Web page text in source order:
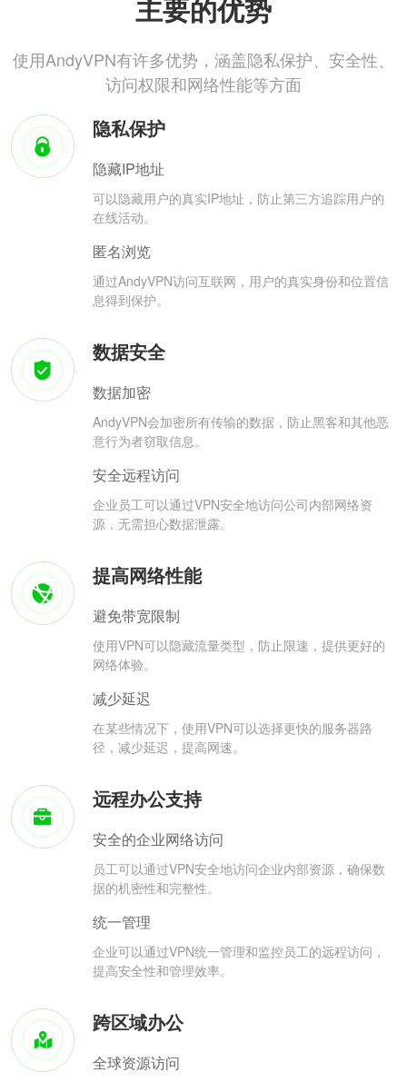
主要的优势
使用AndyVPN有许多优势，涵盖隐私保护、安全性、
访问权限和网络性能等方面
隐私保护
隐藏IP地址
可以隐藏用户的真实IP地址，防止第三方追踪用户的
在线活动。
匿名浏览
通过AndyVPN访问互联网，用户的真实身份和位置信
息得到保护。
数据安全
数据加密
AndyVPN会加密所有传输的数据，防止黑客和其他恶
意行为者窃取信息。
安全远程访问
企业员工可以通过VPN安全地访问公司内部网络资
源，无需担心数据泄露。
提高网络性能
避免带宽限制
使用VPN可以隐藏流量类型，防止限速，提供更好的
网络体验。
减少延迟
在某些情况下，使用VPN可以选择更快的服务器路
径，减少延迟，提高网速。
远程办公支持
安全的企业网络访问
员工可以通过VPN安全地访问企业内部资源，确保数
据的机密性和完整性。
统一管理
企业可以通过VPN统一管理和监控员工的远程访问，
提高安全性和管理效率。
跨区域办公
全球资源访问